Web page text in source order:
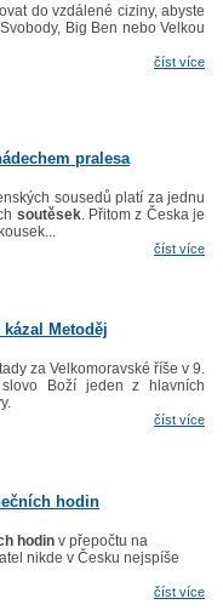
do vzdálené ciziny, abyste
Big Ben nebo Velkou
číst více
pralesa
sousedů platí za jednu
soutěsek. Přitom z Česka je
číst více
kázal Metoděj
za Velkomoravské říše v 9.
Boží jeden z hlavních
číst více
hodin
hodin v přepočtu na
nikde v Česku nejspíše
číst více